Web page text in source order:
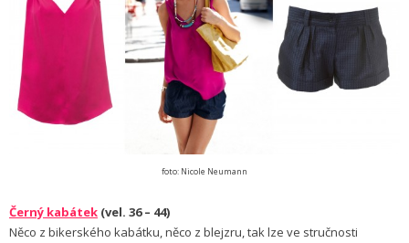
foto: Nicole Neumann
Černý kabátek (vel. 36 – 44)
Něco z bikerského kabátku, něco z blejzru, tak lze ve stručnosti